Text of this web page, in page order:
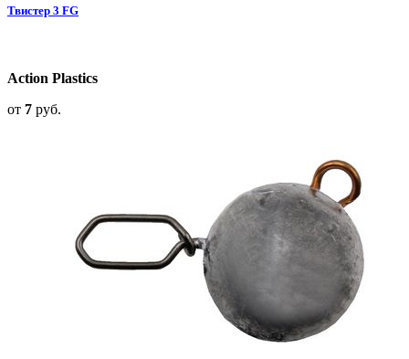
Твистер 3 FG
Action Plastics
от 7 руб.